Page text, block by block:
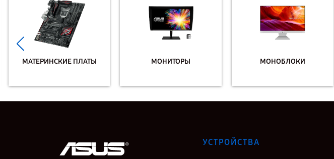
МАТЕРИНСКИЕ ПЛАТЫ МОНИТОРЫ МОНОБЛОКИ
УСТРОЙСТВА